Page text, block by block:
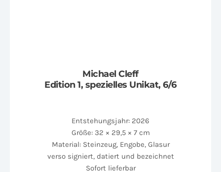
Michael Cleff
Edition 1, spezielles Unikat, 6/6
Entstehungsjahr: 2026
Größe: 32 × 29,5 × 7 cm
Material: Steinzeug, Engobe, Glasur
verso signiert, datiert und bezeichnet
Sofort lieferbar